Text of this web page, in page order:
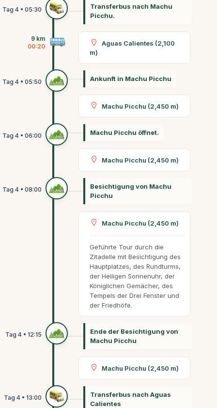
Transferbus nach Machu
Picchu.
9 km
00:20
Aguas Calientes (2,100
m)
Ankunft in Machu Picchu
Machu Picchu (2,450 m)
Machu Picchu öffnet.
Machu Picchu (2,450 m)
Besichtigung von Machu
Picchu
Machu Picchu (2,450 m)
Geführte Tour durch die
Zitadelle mit Besichtigung des
Hauptplatzes, des Rundturms,
der Heiligen Sonnenuhr, der
Königlichen Gemächer, des
Tempels der Drei Fenster und
der Friedhöfe.
Ende der Besichtigung von
Machu Picchu
Machu Picchu (2,450 m)
Transferbus nach Aguas
Calientes